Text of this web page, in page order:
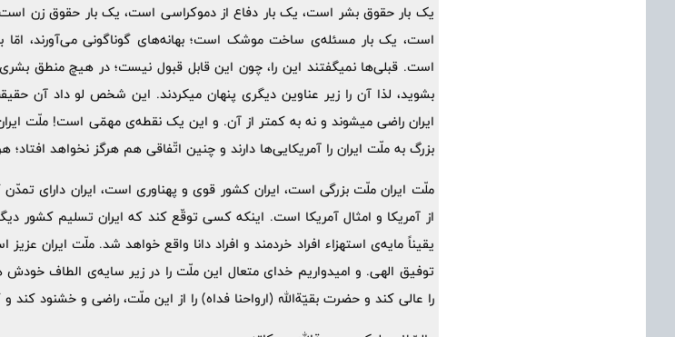
یک بار حقوق بشر است، یک بار دفاع از دموکراسی است، یک بار حقوق زن
است، یک بار مسئله‌ی ساخت موشک است؛ بهانه‌های گوناگونی می‌آورند،
است. قبلی‌ها نمیگفتند این را، چون این قابل قبول نیست؛ در هیچ منطق
بشوید، لذا آن را زیر عناوین دیگری پنهان میکردند. این شخص لو داد آن
ایران راضی میشوند و نه به کمتر از آن. و این یک نقطه‌ی مهمّی است! ملّت
بزرگ به ملّت ایران را آمریکایی‌ها دارند و چنین اتّفاقی هم هرگز نخواهد افتاد؛
ملّت ایران ملّت بزرگی است، ایران کشور قوی و پهناوری است، ایران دارای
از آمریکا و امثال آمریکا است. اینکه کسی توقّع کند که ایران تسلیم
یقیناً مایه‌ی استهزاء افراد خردمند و افراد دانا واقع خواهد شد. ملّت ایران
توفیق الهی. و امیدواریم خدای متعال این ملّت را در زیر سایه‌ی الطاف
را عالی کند و حضرت بقیّةالله (ارواحنا فداه) را از این ملّت، راضی و خشنود